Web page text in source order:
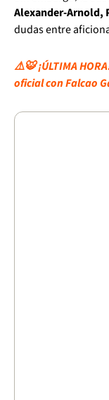
Alexander-Arnold,
dudas entre
⚠️🐯 ¡ÚLTIMA
oficial con Falcao